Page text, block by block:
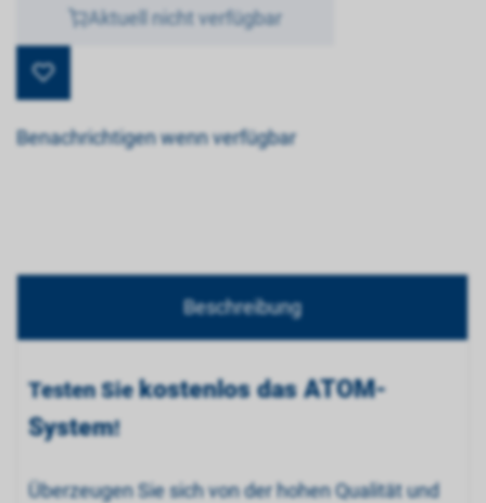
Aktuell nicht verfügbar
Benachrichtigen wenn verfügbar
Beschreibung
Testen Siekostenlos das ATOM-
System!
Überzeugen Sie sich von der hohen Qualität und